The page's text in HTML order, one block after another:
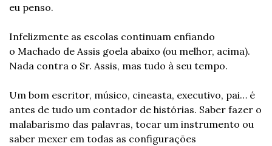
eu penso.
Infelizmente as escolas continuam enfiando
o Machado de Assis goela abaixo (ou melhor, acima).
Nada contra o Sr. Assis, mas tudo à seu tempo.
Um bom escritor, músico, cineasta, executivo, pai… é
antes de tudo um contador de histórias. Saber fazer o
malabarismo das palavras, tocar um instrumento ou
saber mexer em todas as configurações